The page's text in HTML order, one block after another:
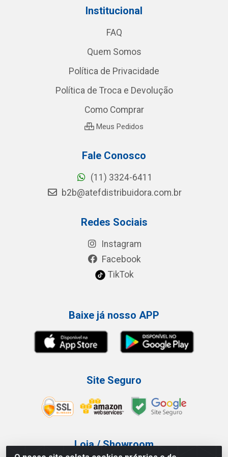
Institucional
FAQ
Quem Somos
Política de Privacidade
Política de Troca e Devolução
Como Comprar
Meus Pedidos
Fale Conosco
(11) 3324-6411
b2b@atefdistribuidora.com.br
Redes Sociais
Instagram
Facebook
TikTok
Baixe já nosso APP
Site Seguro
Loja / Showroom